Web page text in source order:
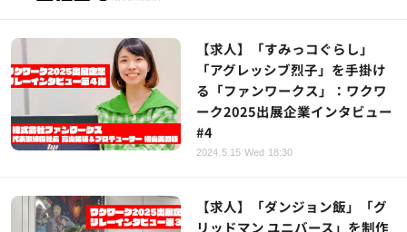
【求人】「すみっコぐらし」
「アグレッシブ烈子」を手掛け
る「ファンワークス」：ワクワ
ーク2025出展企業インタビュー
#4
2024.5.15 Wed 18:30
【求人】「ダンジョン飯」「グ
リッドマン ユニバース」を制作